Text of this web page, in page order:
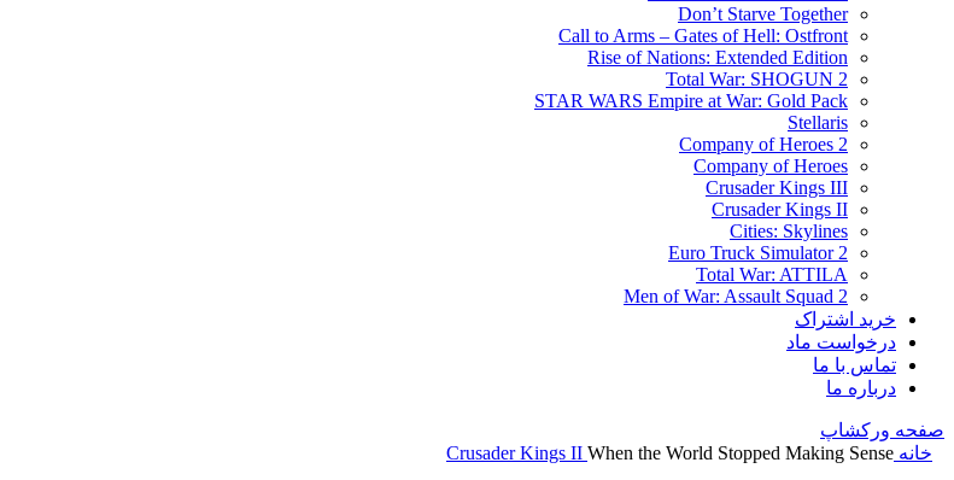
Don’t Starve Together
Call to Arms – Gates of Hell: Ostfront
Rise of Nations: Extended Edition
Total War: SHOGUN 2
STAR WARS Empire at War: Gold Pack
Stellaris
Company of Heroes 2
Company of Heroes
Crusader Kings III
Crusader Kings II
Cities: Skylines
Euro Truck Simulator 2
Total War: ATTILA
Men of War: Assault Squad 2
خرید اشتراک
درخواست ماد
تماس با ما
درباره ما
صفحه ورکشاپ
خانه
Crusader Kings II When the World Stopped Making Sense